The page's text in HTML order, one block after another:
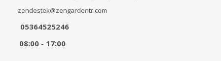
zendestek@zengardentr.com
05364525246
08:00 - 17:00